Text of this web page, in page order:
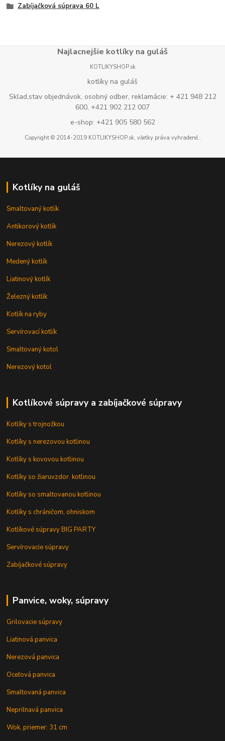
Zabíjačková súprava 60 L
Najlacnejšie kotlíky na guláš
KOTLIKYSHOP.sk
kotlíky na guláš
Sklad,stav objednávok, osobný odber, reklamácie: + 421 948 212
600, +421 902 212 007
e-shop: +421 905 580 562
Copyright © 2014-2019 KOTLIKYSHOP.sk, všetky práva vyhradené..
Kotlíky na guláš
Smaltovaný kotlík
Antikorový kotlík
Nerezový kotlík
Medený kotlík
Liatinový kotlík
Železný kotlík
Kotlík na ryby
Servírovací kotlík
Smaltovaný kotol
Nerezový kotol
Kotlíkové súpravy a zabíjačkové súpravy
Kotlíky s trojnožkou
Kotlíky s nerezovou kotlinou
Kotlíky s kovovou kotlinou
Kotlíky so žiaruvzdor. kotlinou
Kotlíky so smaltovanou kotlinou
Kotlíky s chráničom, ohniskom
Kotlíkové súpravy BIG PARTY
Servírovacie súpravy
Zabíjačkové súpravy
Panvice, woky, súpravy
Grilovacie súpravy
Liatinová panvica
Nerezová panvica
Oceľová panvica
Smaltovaná panvica
Nepriľnavá panvica
Wok, priemer: 31 cm